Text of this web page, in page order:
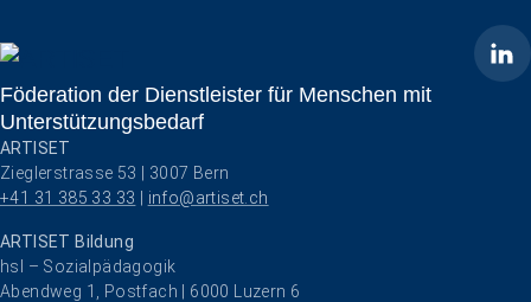
ARTISET
Föderation der Dienstleister für Menschen mit
Unterstützungsbedarf
ARTISET
Zieglerstrasse 53 | 3007 Bern
+41 31 385 33 33
info@artiset.ch
ARTISET Bildung
hsl – Sozialpädagogik
Abendweg 1, Postfach | 6000 Luzern 6